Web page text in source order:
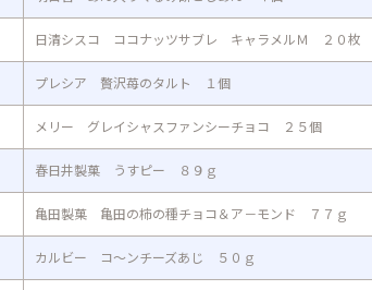
日清シスコ ココナッツサブレ キャラメルＭ ２０枚
プレシア 贅沢苺のタルト １個
メリー グレイシャスファンシーチョコ ２５個
春日井製菓 うすピー ８９ｇ
亀田製菓 亀田の柿の種チョコ＆ア－モンド ７７ｇ
カルビー コ～ンチーズあじ ５０ｇ